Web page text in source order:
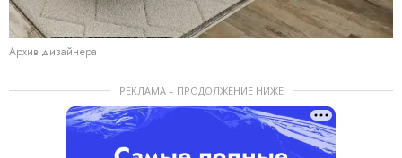
Архив дизайнера
РЕКЛАМА – ПРОДОЛЖЕНИЕ НИЖЕ